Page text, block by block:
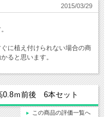
2015/03/29
に植え付けられない場合の商
ると思います。
0.8ｍ前後 6本セット
この商品の評価一覧へ